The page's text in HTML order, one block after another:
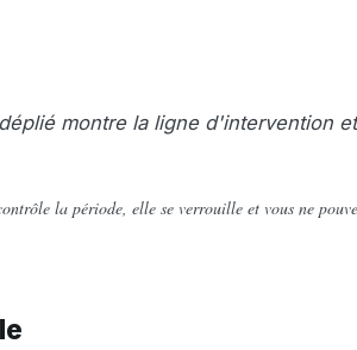
montre la ligne d'intervention et
la période, elle se verrouille et vous ne